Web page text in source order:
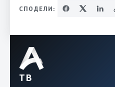
СПОДЕЛИ:
ТВ